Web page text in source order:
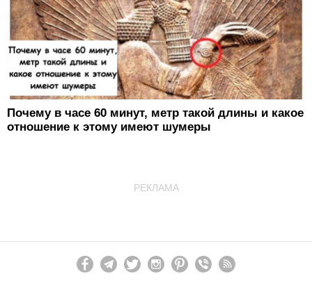
Почему в часе 60 минут, метр такой длины и какое
отношение к этому имеют шумеры
РЕКЛАМА